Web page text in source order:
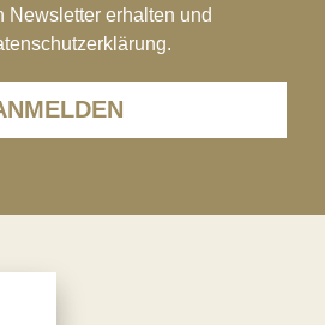
Newsletter erhalten und